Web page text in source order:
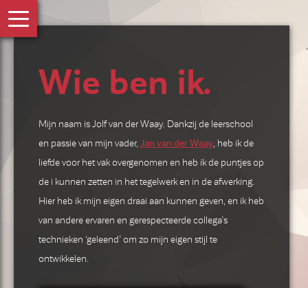
Wie ben ik.
Mijn naam is Jolf van der Waay. Dankzij de leerschool
en passie van mijn vader, Jan van der Waay, heb ik de
liefde voor het vak overgenomen en heb ik de puntjes op
de i kunnen zetten in het tegelwerk en in de afwerking.
Hier heb ik mijn eigen draai aan kunnen geven, en ik heb
van andere ervaren en gerespecteerde collega’s
technieken ‘geleend’ om zo mijn eigen stijl te
ontwikkelen.